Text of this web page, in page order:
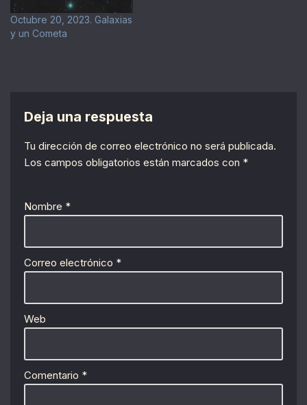
Octubre 20, 2023. Galaxias
y un Cometa
Deja una respuesta
Tu dirección de correo electrónico no será publicada.
Los campos obligatorios están marcados con *
Nombre *
Correo electrónico *
Web
Comentario *